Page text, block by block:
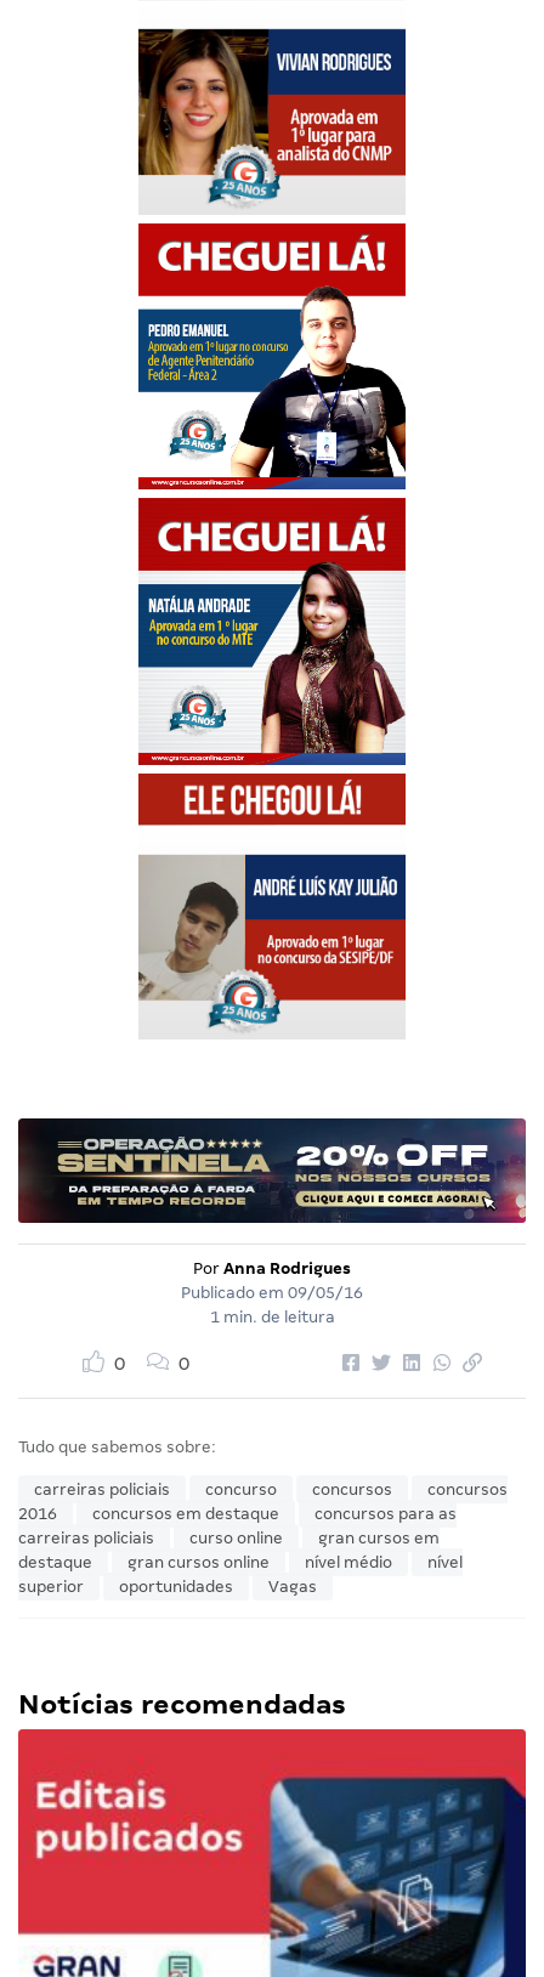
Por Anna Rodrigues
Publicado em 09/05/16
1 min. de leitura
0 0
Tudo que sabemos sobre:
carreiras policiais concurso concursos
concursos
2016
concursos em destaque
concursos para as
carreiras policiais
curso online
gran cursos em
destaque
gran cursos online nível médio
nível
superior
oportunidades Vagas
Notícias recomendadas